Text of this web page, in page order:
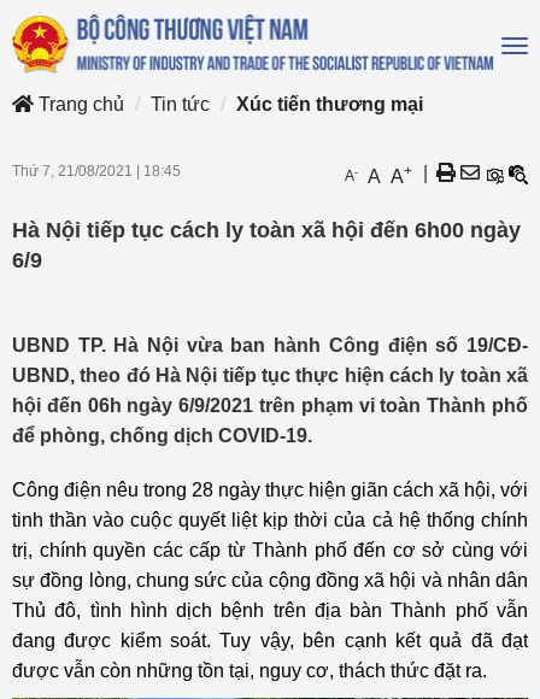
Trang chủ
Tin tức Xúc tiến thương mại
Thứ 7, 21/08/2021 18:45 A- A A+
Hà Nội tiếp tục cách ly toàn xã hội đến 6h00 ngày
6/9
UBND TP. Hà Nội vừa ban hành Công điện số 19/CĐ-
UBND, theo đó Hà Nội tiếp tục thực hiện cách ly toàn xã
hội đến 06h ngày 6/9/2021 trên phạm vi toàn Thành phố
để phòng, chống dịch COVID-19.
Công điện nêu trong 28 ngày thực hiện giãn cách xã hội, với
tinh thần vào cuộc quyết liệt kịp thời của cả hệ thống chính
trị, chính quyền các cấp từ Thành phố đến cơ sở cùng với
sự đồng lòng, chung sức của cộng đồng xã hội và nhân dân
Thủ đô, tình hình dịch bệnh trên địa bàn Thành phố vẫn
đang được kiểm soát. Tuy vậy, bên cạnh kết quả đã đạt
được vẫn còn những tồn tại, nguy cơ, thách thức đặt ra.